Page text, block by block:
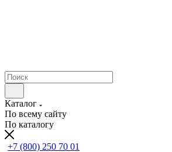
Каталог
По всему сайту
По каталогу
+7 (800) 250 70 01